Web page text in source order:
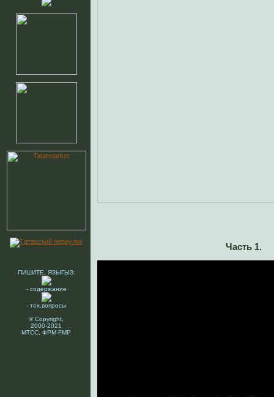
ПИШИТЕ, ЯЗЫГЫЗ:
- содержание
- тех.вопросы
© Copyright,
2000-2021
МТСС, ФРМ-FMP
Часть 1.